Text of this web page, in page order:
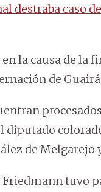
destraba caso
la causa de la
de
diputado
de Melgarejo
tuvo